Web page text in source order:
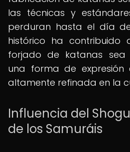
las técnicas y
perduran hasta el día
histórico ha
forjado de katanas sea
una forma de expresión
altamente refinada en la
Influencia del
de los Samuráis